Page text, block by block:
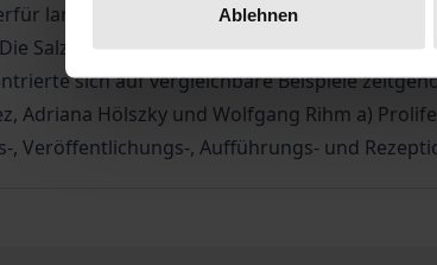
Ablehnen
lange vor 1900, so hat diese
Salzburger Tagung Arbeit am
sich auf vergleichbare Beispiele
Adriana Hölszky und Wolfgang Rihm a)
, Veröffentlichungs-, Aufführungs- und